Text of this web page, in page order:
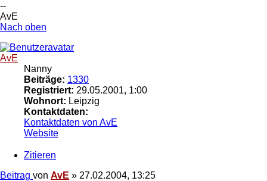
--
AvE
Nach oben
AvE
Nanny
Beiträge: 1330
Registriert: 29.05.2001, 1:00
Wohnort: Leipzig
Kontaktdaten:
Kontaktdaten von AvE
Website
Zitieren
Beitrag von AvE » 27.02.2004, 13:25